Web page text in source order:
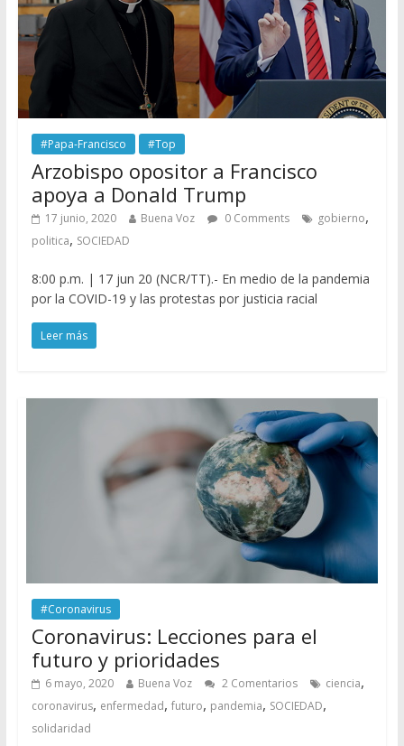
#Papa-Francisco #Top
Arzobispo opositor a Francisco
apoya a Donald Trump
17 junio, 2020 Buena Voz 0 Comments gobierno,
politica, SOCIEDAD
8:00 p.m. | 17 jun 20 (NCR/TT).- En medio de la pandemia
por la COVID-19 y las protestas por justicia racial
Leer más
#Coronavirus
Coronavirus: Lecciones para el
futuro y prioridades
6 mayo, 2020 Buena Voz 2 Comentarios ciencia,
coronavirus, enfermedad, futuro, pandemia, SOCIEDAD,
solidaridad